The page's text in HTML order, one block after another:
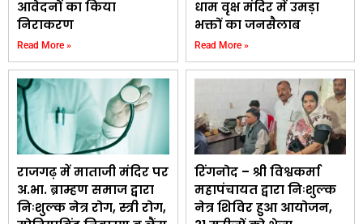
आवेदनों का किया
निराकरण
Read More »
धाम वृक्ष मंदिर में उमड़ा
भक्तों का जनसैलाब
Read More »
राजगढ़ में माताजी मंदिर पर
अ.भा. ब्राम्हण समाज द्वारा
निःशुल्क नेत्र रोग, स्त्री रोग,
रिंगनोद – श्री विश्वकर्मा
महापंचायत द्वारा निःशुल्क
नेत्र शिविर हुआ आयोजन,